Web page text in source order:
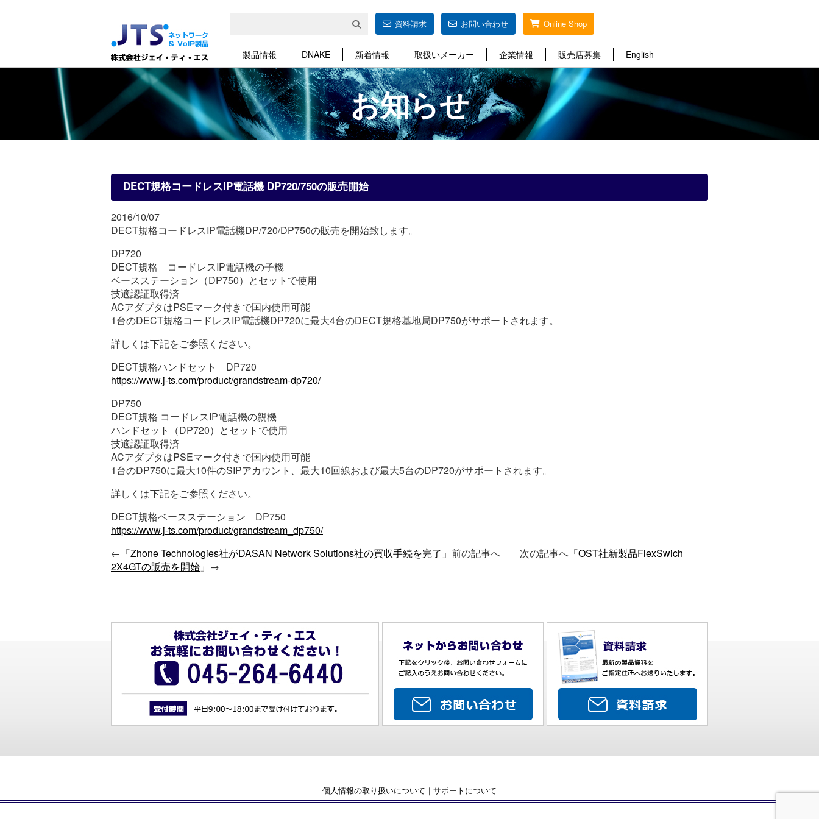
資料請求 お問い合わせ Online Shop
製品情報 DNAKE 新着情報 取扱いメーカー 企業情報 販売店募集 English
お知らせ
DECT規格コードレスIP電話機 DP720/750の販売開始
2016/10/07
DECT規格コードレスIP電話機DP/720/DP750の販売を開始致します。
DP720
DECT規格 コードレスIP電話機の子機
ベースステーション（DP750）とセットで使用
技適認証取得済
ACアダプタはPSEマーク付きで国内使用可能
1台のDECT規格コードレスIP電話機DP720に最大4台のDECT規格基地局DP750がサポートされます。
詳しくは下記をご参照ください。
DECT規格ハンドセット DP720
https://www.j-ts.com/product/grandstream-dp720/
DP750
DECT規格 コードレスIP電話機の親機
ハンドセット（DP720）とセットで使用
技適認証取得済
ACアダプタはPSEマーク付きで国内使用可能
1台のDP750に最大10件のSIPアカウント、最大10回線および最大5台のDP720がサポートされます。
詳しくは下記をご参照ください。
DECT規格ベースステーション DP750
https://www.j-ts.com/product/grandstream_dp750/
←「Zhone Technologies社がDASAN Network Solutions社の買収手続を完了 」前の記事へ 次の記事へ「OST社新製品FlexSwich
2X4GTの販売を開始 」→
個人情報の取り扱いについて ｜ サポートについて